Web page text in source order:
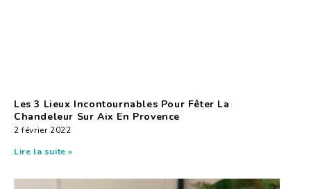
Les 3 Lieux Incontournables Pour Fêter La
Chandeleur Sur Aix En Provence
2 février 2022
Lire la suite »